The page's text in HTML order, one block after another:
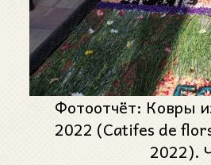
Фотоотчёт: Ковры
2022 (Catifes de
2022).